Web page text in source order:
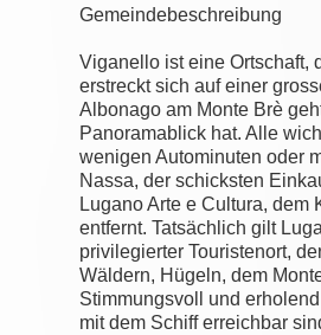
Gemeindebeschreibung
Viganello ist eine Ortschaft,
erstreckt sich auf einer
Albonago am Monte Brè
Panoramablick hat. Alle
wenigen Autominuten oder
Nassa, der schicksten
Lugano Arte e Cultura, dem
entfernt. Tatsächlich gilt
privilegierter Touristenort,
Wäldern, Hügeln, dem
Stimmungsvoll und
mit dem Schiff erreichbar